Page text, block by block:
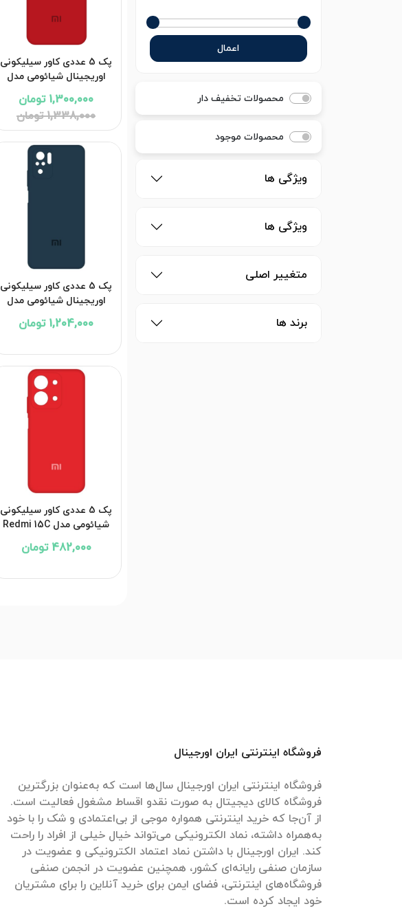
اعمال
محصولات تخفیف دار
محصولات موجود
ویژگی ها
ویژگی ها
متغییر اصلی
برند ها
پک 5 عددی کاور سیلیکونی
اوریجینال شیائومی مدل
Xiaomi Poco M8 Pro 5G
1,300,000 تومان
1,338,000 تومان
پک 5 عددی کاور سیلیکونی
اوریجینال شیائومی مدل
Xiaomi Redmi Note 10s
1,204,000 تومان
پک 5 عددی کاور سیلیکونی
شیائومی مدل Redmi 15C
5G
482,000 تومان
فروشگاه اینترنتی ایران اورجینال
فروشگاه اینترنتی ایران اورجینال سال‌ها است که به‌عنوان بزرگترین
فروشگاه کالای دیجیتال به صورت نقدو اقساط مشغول فعالیت است.
از آن‌جا که خرید اینترنتی همواره موجی از بی‌اعتمادی و شک را با خود
به‌همراه داشته، نماد الکترونیکی می‌تواند خیال خیلی از افراد را راحت
کند. ایران اورجینال با داشتن نماد اعتماد الکترونیکی و عضویت در
سازمان صنفی رایانه‌ای کشور، همچنین عضویت در انجمن صنفی
فروشگاه‌های اینترنتی، فضای ایمن برای خرید آنلاین را برای مشتریان
خود ایجاد کرده است.